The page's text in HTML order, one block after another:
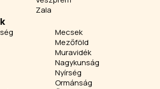
Zala
Mecsek
Mezőföld
Muravidék
Nagykunság
Nyírség
Ormánság